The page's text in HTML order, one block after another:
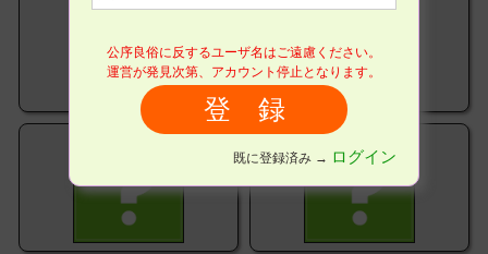
公序良俗に反するユーザ名はご遠慮ください。
運営が発見次第、アカウント停止となります。
既に登録済み → ログイン